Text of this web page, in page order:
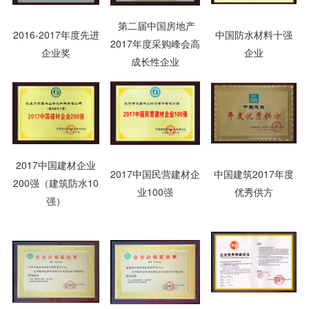
2016-2017年度先进
企业奖
第二届中国房地产
2017年度采购峰会高
成长性企业
中国防水材料十强
企业
2017中国建材企业
200强（建筑防水10
强）
2017中国民营建材企
业100强
中国建筑2017年度
优秀供方